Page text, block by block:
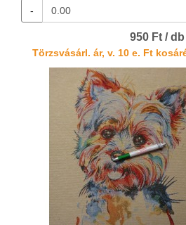
-
950 Ft / db
Törzsvásárl. ár, v. 10 e. Ft